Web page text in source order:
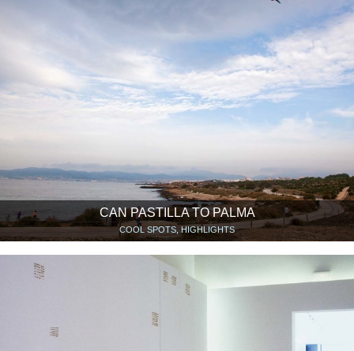
CAN PASTILLA TO PALMA
COOL SPOTS, HIGHLIGHTS